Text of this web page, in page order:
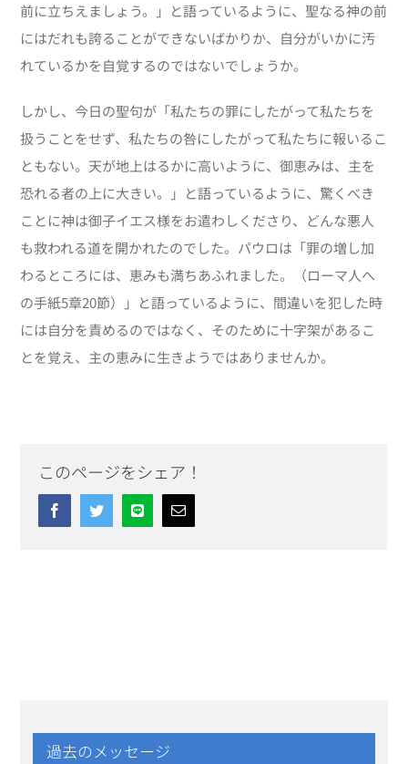
前に立ちえましょう。」と語っているように、聖なる神の前
にはだれも誇ることができないばかりか、自分がいかに汚
れているかを自覚するのではないでしょうか。
しかし、今日の聖句が「私たちの罪にしたがって私たちを
扱うことをせず、私たちの咎にしたがって私たちに報いるこ
ともない。天が地上はるかに高いように、御恵みは、主を
恐れる者の上に大きい。」と語っているように、驚くべき
ことに神は御子イエス様をお遣わしくださり、どんな悪人
も救われる道を開かれたのでした。パウロは「罪の増し加
わるところには、恵みも満ちあふれました。（ローマ人へ
の手紙5章20節）」と語っているように、間違いを犯した時
には自分を責めるのではなく、そのために十字架があるこ
とを覚え、主の恵みに生きようではありませんか。
このページをシェア！
FacebookTwitterLine Email
過去のメッセージ